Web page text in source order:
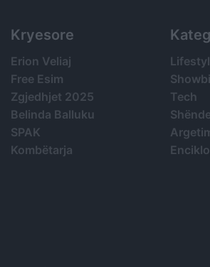
Kryesore
Erion Veliaj
Free Esim
Zgjedhjet 2025
Belinda Balluku
SPAK
Kombëtarja
Tech